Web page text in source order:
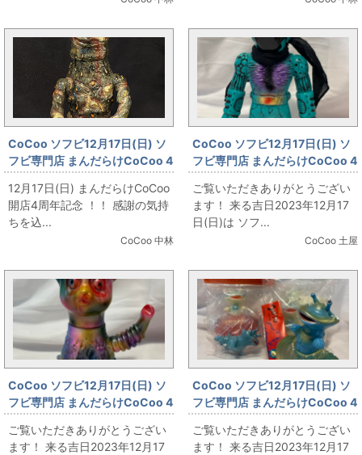
CoCoo ソフビ12月17日(日) ソ
フビ専門店 まんだらけCoCoo 4
周年記念 「Blood Guts Toys
izumonster 屍怪獣 Fresh Eater
Patient zero ver.」
12月17日(日) まんだらけCoCoo
開店4周年記念 ！！ 感謝の気持
ちを込...
CoCoo 中林
CoCoo ソフビ12月17日(日) ソ
フビ専門店 まんだらけCoCoo 4
周年記念 ☆真頭不滅
☆「REALHEAD エイリマン 緑
成型」
ご覧いただきありがとうござい
ます！ 来る吉日2023年12月17
日(日)は ソフ...
CoCoo 土屋
CoCoo ソフビ12月17日(日) ソ
フビ専門店 まんだらけCoCoo 4
周年記念 「IZUMONSTER ピポ
パバンビ One off」
ご覧いただきありがとうござい
ます！ 来る吉日2023年12月17
CoCoo ソフビ12月17日(日) ソ
フビ専門店 まんだらけCoCoo 4
周年記念 「TOYGRAPH カネゴ
ン各種！！！」
ご覧いただきありがとうござい
ます！ 来る吉日2023年12月17